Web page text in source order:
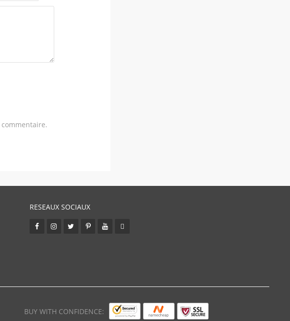
RESEAUX SOCIAUX
BUY WITH CONFIDENCE: